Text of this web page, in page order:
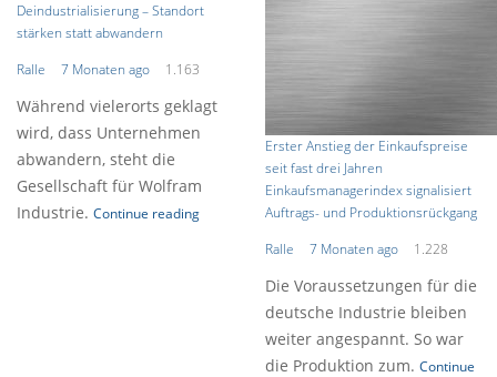
Deindustrialisierung – Standort
stärken statt abwandern
Ralle
7 Monaten ago 1.163
Während vielerorts geklagt
wird, dass Unternehmen
abwandern, steht die
Gesellschaft für Wolfram
Industrie. Continue reading
Erster Anstieg der Einkaufspreise
seit fast drei Jahren
Einkaufsmanagerindex signalisiert
Auftrags- und Produktionsrückgang
Ralle
7 Monaten ago 1.228
Die Voraussetzungen für die
deutsche Industrie bleiben
weiter angespannt. So war
die Produktion zum. Continue